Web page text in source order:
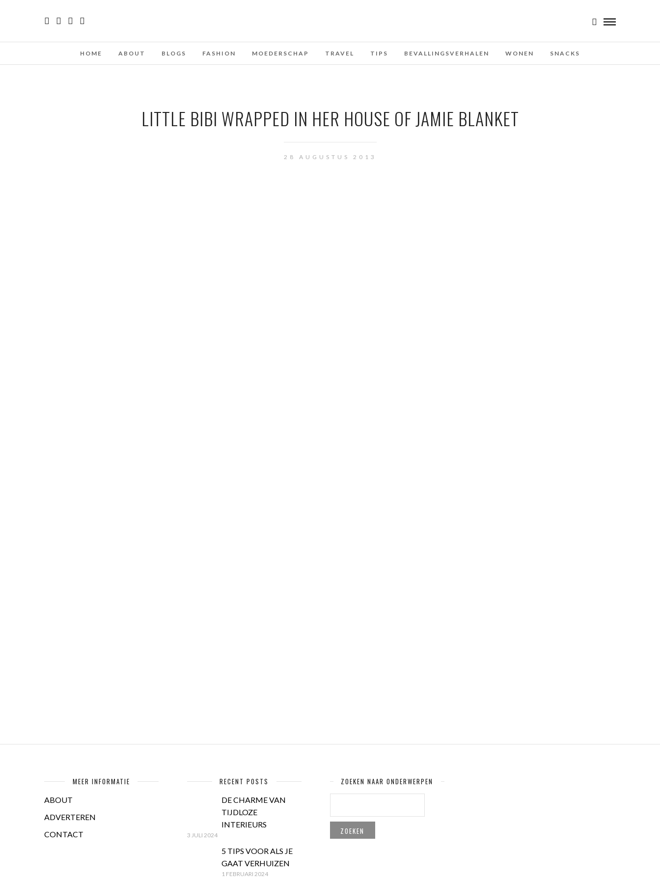
HOME ABOUT BLOGS FASHION MOEDERSCHAP TRAVEL TIPS BEVALLINGSVERHALEN WONEN SNACKS
LITTLE BIBI WRAPPED IN HER HOUSE OF JAMIE BLANKET
28 AUGUSTUS 2013
MEER INFORMATIE
ABOUT
ADVERTEREN
CONTACT
RECENT POSTS
DE CHARME VAN
TIJDLOZE
INTERIEURS
3 JULI 2024
5 TIPS VOOR ALS JE
GAAT VERHUIZEN
1 FEBRUARI 2024
ZOEKEN NAAR ONDERWERPEN